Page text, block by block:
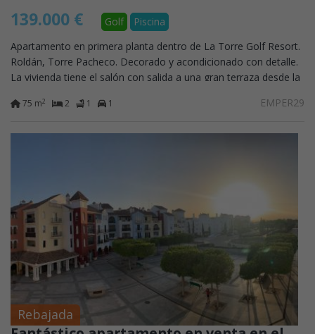
139.000 € Golf
Piscina
Apartamento en primera planta dentro de La Torre Golf Resort.
Roldán, Torre Pacheco. Decorado y acondicionado con detalle.
La vivienda tiene el salón con salida a una gran terraza desde la
75 m2 2 1 1 EMPER29
Rebajada